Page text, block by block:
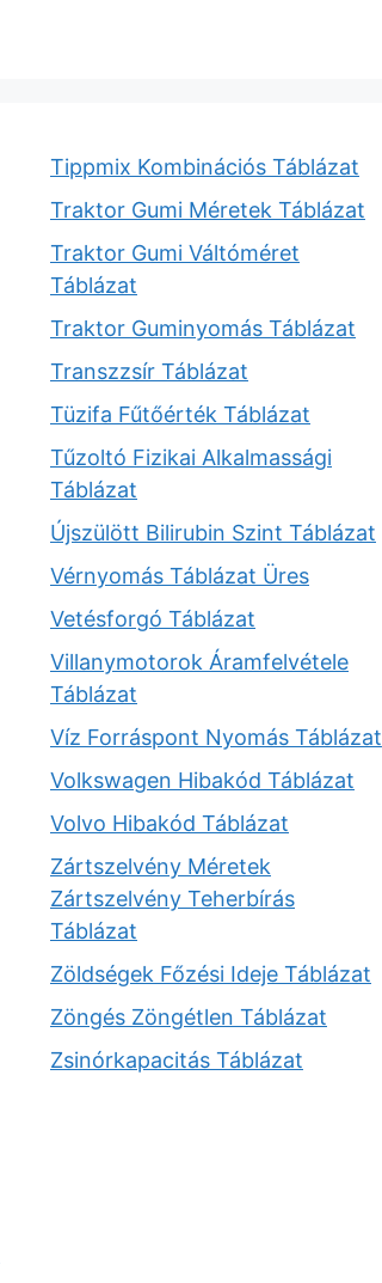
Tippmix Kombinációs Táblázat
Traktor Gumi Méretek Táblázat
Traktor Gumi Váltóméret
Táblázat
Traktor Guminyomás Táblázat
Transzzsír Táblázat
Tüzifa Fűtőérték Táblázat
Tűzoltó Fizikai Alkalmassági
Táblázat
Újszülött Bilirubin Szint Táblázat
Vérnyomás Táblázat Üres
Vetésforgó Táblázat
Villanymotorok Áramfelvétele
Táblázat
Víz Forráspont Nyomás Táblázat
Volkswagen Hibakód Táblázat
Volvo Hibakód Táblázat
Zártszelvény Méretek
Zártszelvény Teherbírás
Táblázat
Zöldségek Főzési Ideje Táblázat
Zöngés Zöngétlen Táblázat
Zsinórkapacitás Táblázat